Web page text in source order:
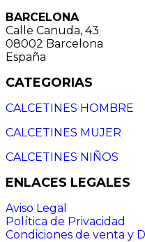
BARCELONA
Calle Canuda, 43
08002 Barcelona
España
CATEGORIAS
CALCETINES HOMBRE
CALCETINES MUJER
CALCETINES NIÑOS
ENLACES LEGALES
Aviso Legal
Política de Privacidad
Condiciones de venta y